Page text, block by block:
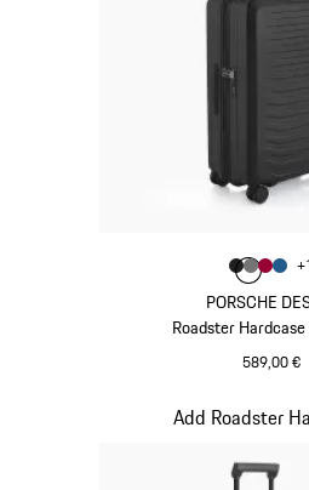
PORSCHE
Roadster
589,00 €
Farbe
Farbe
Farbe
+
Add Roadster